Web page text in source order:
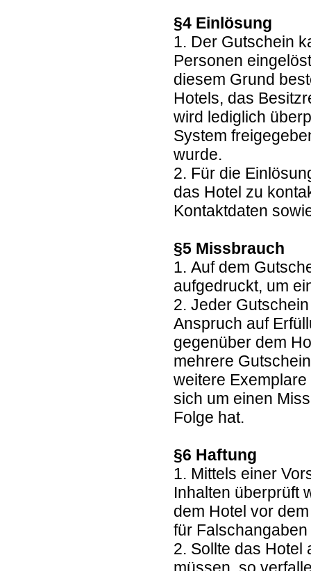
§4 Einlösung
1. Der Gutschein
Personen
diesem Grund
Hotels, das
wird lediglich
System
wurde.
2. Für die
das Hotel zu
Kontaktdaten
§5 Missbrauch
1. Auf dem
aufgedruckt, um
2. Jeder
Anspruch auf
gegenüber dem
mehrere
weitere
sich um einen
Folge hat.
§6 Haftung
1. Mittels einer
Inhalten überprüft
dem Hotel vor
für
2. Sollte das Hotel